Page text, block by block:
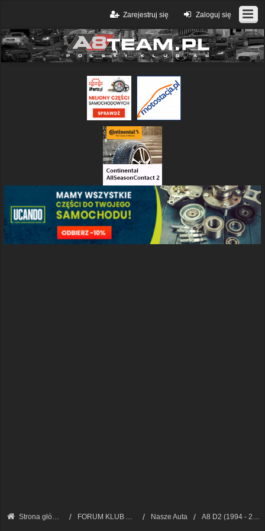
Zaloguj się
Zarejestruj się
Strona główna FORUM KLUB AUDI A8 - FORUM PODSTAWOWE Nasze Auta A8 D2 (1994 - 2002)